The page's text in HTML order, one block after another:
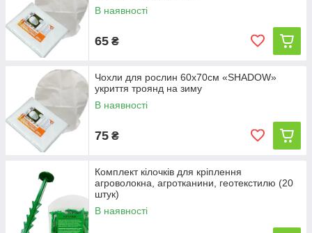
В наявності
65 ₴
Чохли для рослин 60х70см «SHADOW»
укриття троянд на зиму
В наявності
75 ₴
Комплект кілочків для кріплення
агроволокна, агротканини, геотекстилю (20
штук)
В наявності